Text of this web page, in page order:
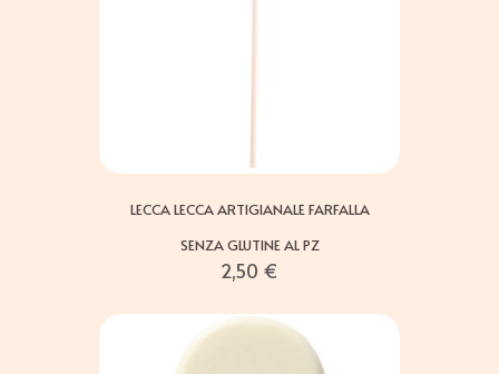
LECCA LECCA ARTIGIANALE FARFALLA
SENZA GLUTINE AL PZ
2,50 €